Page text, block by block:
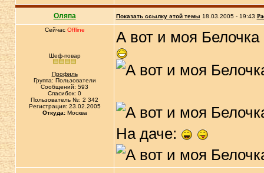
Оляпа Показать ссылку этой темы 18.03.2005 - 19:43
Сейчас Offline
Шеф-повар
Профиль
Группа: Пользователи
Сообщений: 593
Спасибок: 0
Пользователь №: 2 342
Регистрация: 23.02.2005
Откуда:Москва
А вот и моя
На даче: